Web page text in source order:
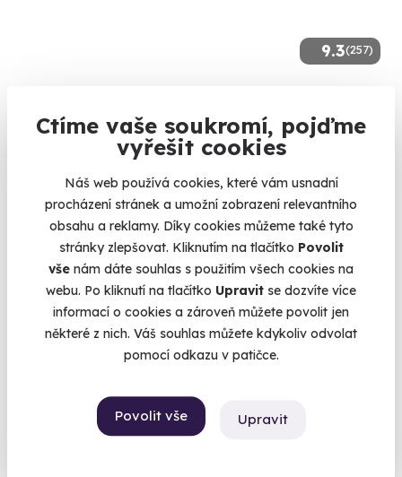
Ctíme vaše soukromí, pojďme
vyřešit cookies
Náš web používá cookies, které vám usnadní
procházení stránek a umožní zobrazení relevantního
obsahu a reklamy. Díky cookies můžeme také tyto
stránky zlepšovat. Kliknutím na tlačítko Povolit
vše nám dáte souhlas s použitím všech cookies na
webu. Po kliknutí na tlačítko Upravit se dozvíte více
informací o cookies a zároveň můžete povolit jen
některé z nich. Váš souhlas můžete kdykoliv odvolat
pomocí odkazu v patičce.
Povolit vše Upravit
9.3(257)
Zažijte školu smyku a dokonale ovládněte svůj vůz.
Vysoké Mýto
(+ 3 další lokality)
3 080 Kč
Volný termín už 10. 08. 2026